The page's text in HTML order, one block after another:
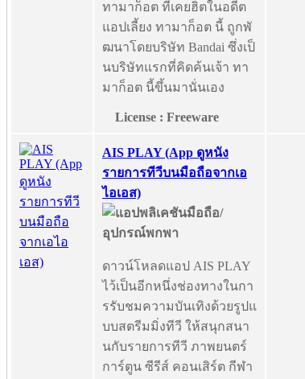
ทามาก็อต ที่เคยฮิตในอดีต
แอปเลี้ยง ทามาก็อต นี้ ถูกพั
ฒนาโดยบริษัท Bandai ซึ่งเป็
นบริษัทแรกที่คิดค้นเจ้า ทา
มาก็อต นี้ขึ้นมานั่นเอง
License : Freeware
AIS PLAY (App ดูหนัง
รายการทีวีบนมือถือจากเอ
ไอเอส)
ดาวน์โหลดแอป AIS PLAY
ไว้เป็นอีกหนึ่งช่องทางในกา
รรับชมความบันเทิงด้วยรูปแ
บบสตรีมมิ่งทีวี ให้สนุกสนา
นกับรายการทีวี ภาพยนตร์
การ์ตูน ซีรีส์ คอนเสิร์ต กีฬา